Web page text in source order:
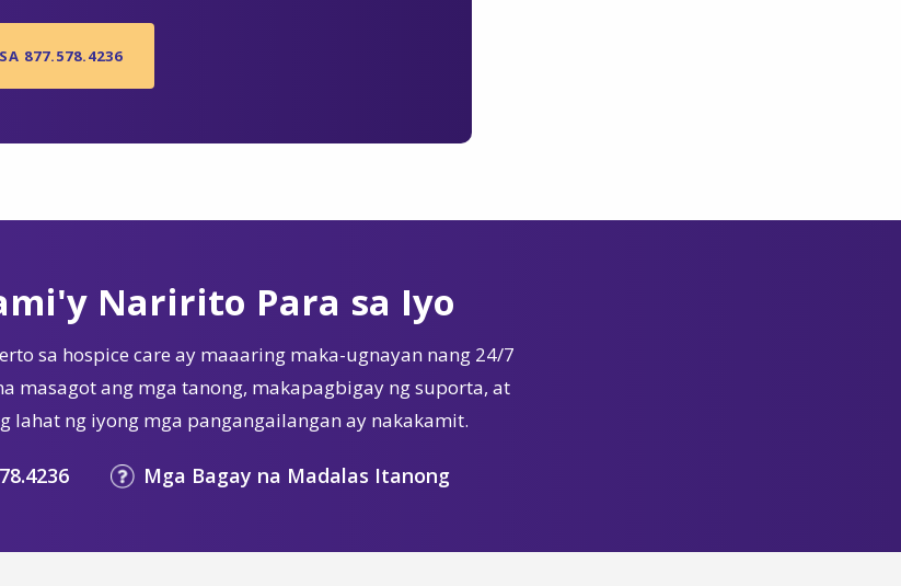
877.578.4236
Naririto Para sa Iyo
sa hospice care ay maaaring maka-ugnayan nang 24/7
masagot ang mga tanong, makapagbigay ng suporta, at
lahat ng iyong mga pangangailangan ay nakakamit.
Mga Bagay na Madalas Itanong